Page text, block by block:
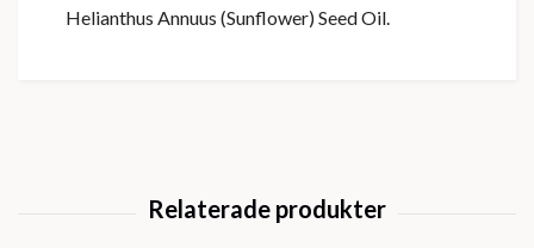
Helianthus Annuus (Sunflower) Seed Oil.